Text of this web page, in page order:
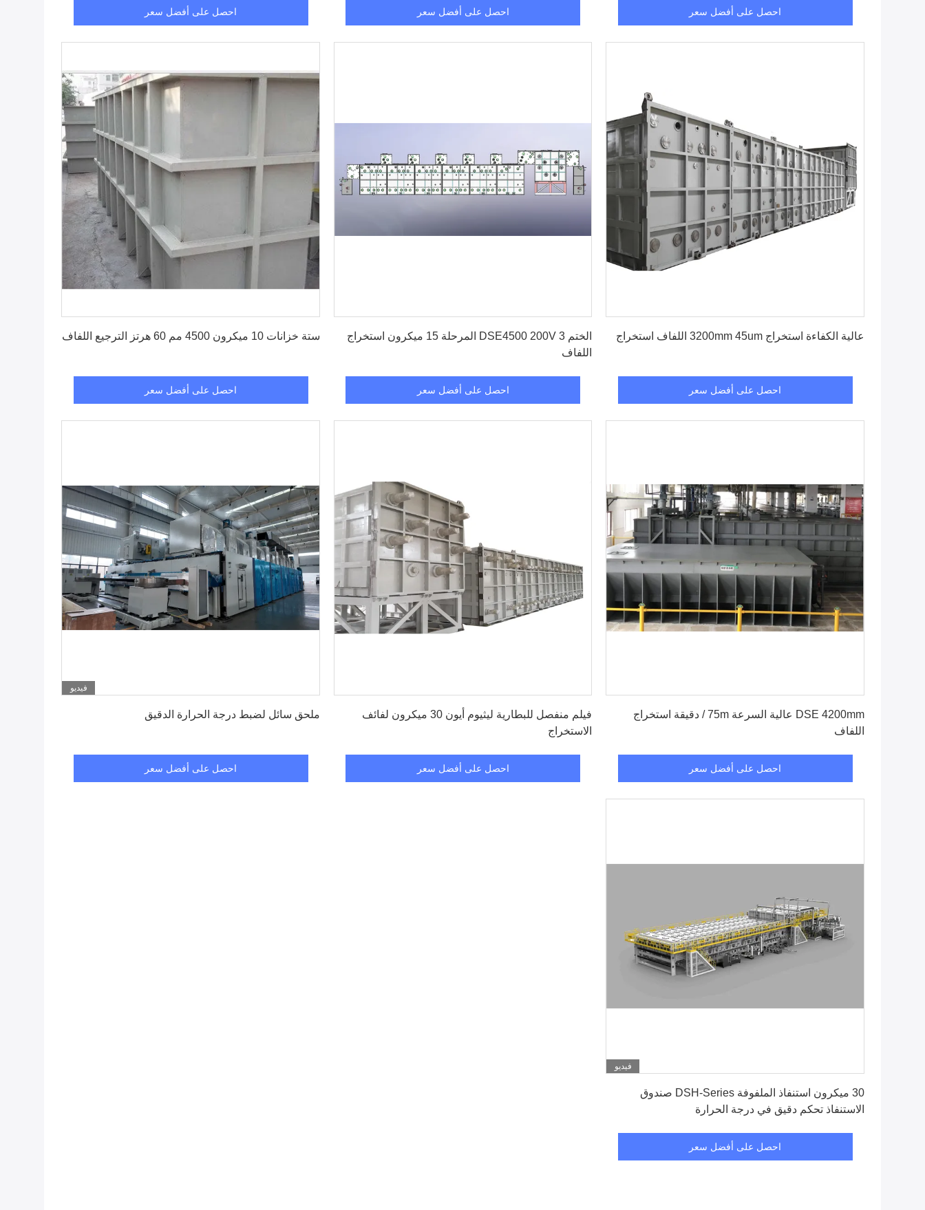
احصل على أفضل سعر احصل على أفضل سعر احصل على أفضل سعر
عالية الكفاءة استخراج 3200mm 45um اللفاف استخراج
احصل على أفضل سعر
الختم DSE4500 200V 3 المرحلة 15 ميكرون استخراج
اللفاف
احصل على أفضل سعر
ستة خزانات 10 ميكرون 4500 مم 60 هرتز الترجيع اللفاف
احصل على أفضل سعر
DSE 4200mm عالية السرعة 75m / دقيقة استخراج
اللفاف
احصل على أفضل سعر
فيلم منفصل للبطارية ليثيوم أيون 30 ميكرون لفائف
الاستخراج
احصل على أفضل سعر
فيديو
ملحق سائل لضبط درجة الحرارة الدقيق
احصل على أفضل سعر
فيديو
30 ميكرون استنفاذ الملفوفة DSH-Series صندوق
الاستنفاذ تحكم دقيق في درجة الحرارة
احصل على أفضل سعر